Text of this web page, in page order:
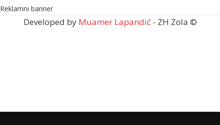
Reklamni banner
Developed by Muamer Lapandić- ZH Zola ©